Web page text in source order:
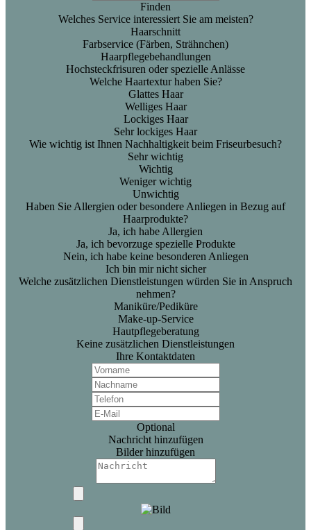
Finden
Welches Service interessiert Sie am meisten?
Haarschnitt
Farbservice (Färben, Strähnchen)
Haarpflegebehandlungen
Hochsteckfrisuren oder spezielle Anlässe
Welche Haartextur haben Sie?
Glattes Haar
Welliges Haar
Lockiges Haar
Sehr lockiges Haar
Wie wichtig ist Ihnen Nachhaltigkeit beim Friseurbesuch?
Sehr wichtig
Wichtig
Weniger wichtig
Unwichtig
Haben Sie Allergien oder besondere Anliegen in Bezug auf
Haarprodukte?
Ja, ich habe Allergien
Ja, ich bevorzuge spezielle Produkte
Nein, ich habe keine besonderen Anliegen
Ich bin mir nicht sicher
Welche zusätzlichen Dienstleistungen würden Sie in Anspruch
nehmen?
Maniküre/Pediküre
Make-up-Service
Hautpflegeberatung
Keine zusätzlichen Dienstleistungen
Ihre Kontaktdaten
Optional
Nachricht hinzufügen
Bilder hinzufügen